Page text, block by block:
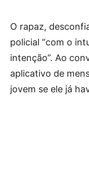
O rapaz,
policial “com o
intenção”. Ao
aplicativo de
jovem se ele já